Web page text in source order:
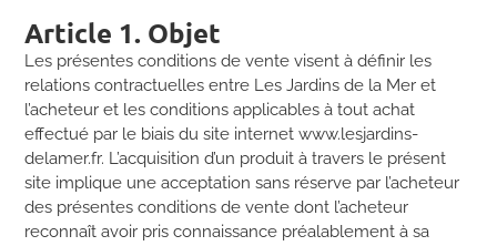
Article 1. Objet
Les présentes conditions de vente visent à définir les
relations contractuelles entre Les Jardins de la Mer et
l’acheteur et les conditions applicables à tout achat
effectué par le biais du site internet www.lesjardins-
delamer.fr. L’acquisition d’un produit à travers le présent
site implique une acceptation sans réserve par l’acheteur
des présentes conditions de vente dont l’acheteur
reconnaît avoir pris connaissance préalablement à sa